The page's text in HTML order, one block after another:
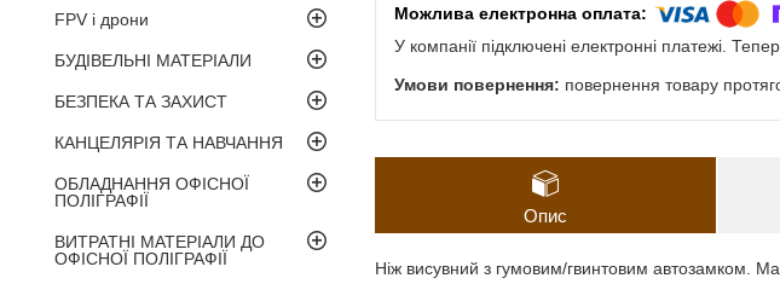
FPV і дрони
БУДІВЕЛЬНІ МАТЕРІАЛИ
БЕЗПЕКА ТА ЗАХИСТ
КАНЦЕЛЯРІЯ ТА НАВЧАННЯ
ОБЛАДНАННЯ ОФІСНОЇ
ПОЛІГРАФІЇ
ВИТРАТНІ МАТЕРІАЛИ ДО
ОФІСНОЇ ПОЛІГРАФІЇ
У компанії підключені електронні платежі.
повернення товару
Опис
Ніж висувний з гумовим/гвинтовим автозамком.